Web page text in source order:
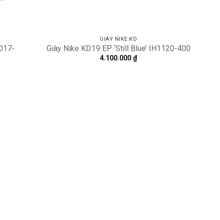
GIÀY NIKE KD
Giày Nike KD19 EP ‘Still Blue’ IH1120-400
4.100.000₫